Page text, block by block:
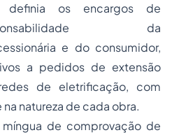
definia os encargos de
da
e do consumidor,
a pedidos de extensão
de eletrificação, com
na natureza de cada obra.
de comprovação de